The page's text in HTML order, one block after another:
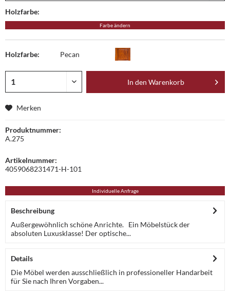
Holzfarbe:
Farbe ändern
Holzfarbe: Pecan
In den Warenkorb
Merken
Produktnummer:
A.275
Artikelnummer:
4059068231471-H-101
Individuelle Anfrage
Beschreibung
Außergewöhnlich schöne Anrichte. Ein Möbelstück der
absoluten Luxusklasse! Der optische...
Details
Die Möbel werden ausschließlich in professioneller Handarbeit
für Sie nach Ihren Vorgaben...